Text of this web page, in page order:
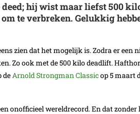
hij wist maar liefst 500
te verbreken. Gelukkig
zien dat het mogelijk is. Zodra er een
Zo ook met de 500 kilo deadlift. Hafthor
deArnold Strongman Classicop 5 maart
onofficieel wereldrecord. En dat zonder